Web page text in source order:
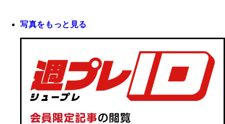
写真をもっと見る